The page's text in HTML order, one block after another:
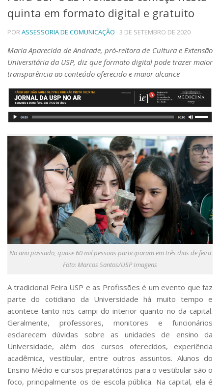
Telefones e Mapas
Pessoas
Ensino
Graduação
Pós-Graduação
Educação a distância
Pesquisa e Inovação
Linhas de Pesquisa
Centros, Núcleos e Projetos em Rede
Iniciação Científica
Transferência de Tecnologia
Empresas Juniores
Extensão à Comunidade
Projetos, Programas e Cursos
Artes, Cultura e Esportes
Museus e Espaços Interativos
Serviços
Bibliotecas
Apoio ao Estudante
Comunicação
Assessorias e Mídias
Aplicativos e Sites
Jornal da USP
Defesa de Teses
quinta em formato digital e gratuito
PORASSESSORIA DE COMUNICAÇÃO · 3 DE SETEMBRO DE 2020
Maria Aparecida de Andrade, pró-reitora de Cultura e Extensão
Universitária da USP, diz que formato digital pode trazer maior
transparência ao conteúdo oferecido e maior alcance
No ano passado, quase 60 mil pessoas participaram em três dias de feira
Foto: Marcos Santos/USP Imagens
A tradicional Feira USP e as Profissões é um evento que faz
parte do cotidiano da Universidade há muito tempo e
acontece tanto nos campi do interior quanto no da capital.
Geralmente, professores, monitores e funcionários
esclarecem dúvidas sobre as unidades de ensino da
Universidade, além dos cursos oferecidos, experiência
acadêmica, vestibular, entre outros assuntos. Alunos do
Ensino Médio e cursos preparatórios para o vestibular são o
foco, principalmente os de escola pública. Na capital, ela é